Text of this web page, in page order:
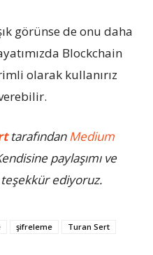
görünse de onu daha
Blockchain
olarak kullanırız
tarafındanMedium
paylaşımı ve
ediyoruz.
şifreleme Turan Sert